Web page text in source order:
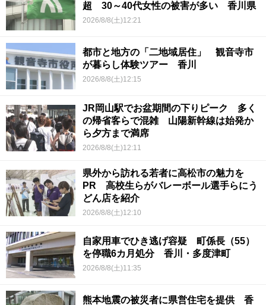
超 30～40代女性の被害が多い 香川県
2026/8/8(土)12:21
都市と地方の「二地域居住」 観音寺市
が暮らし体験ツアー 香川
2026/8/8(土)12:15
JR岡山駅でお盆期間の下りピーク 多く
の帰省客らで混雑 山陽新幹線は始発か
ら夕方まで満席
2026/8/8(土)12:11
県外から訪れる若者に高松市の魅力を
PR 高校生らがバレーボール選手らにう
どん店を紹介
2026/8/8(土)12:10
自家用車でひき逃げ容疑 町係長（55）
を停職6カ月処分 香川・多度津町
2026/8/8(土)11:35
熊本地震の被災者に県営住宅を提供 香